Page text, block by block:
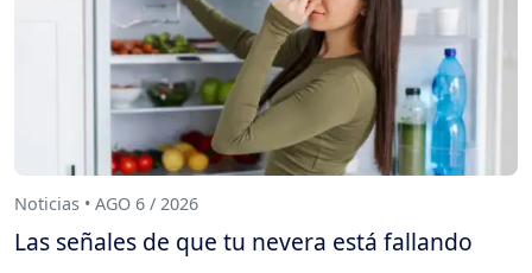
Noticias • AGO 6 / 2026
Las señales de que tu nevera está fallando